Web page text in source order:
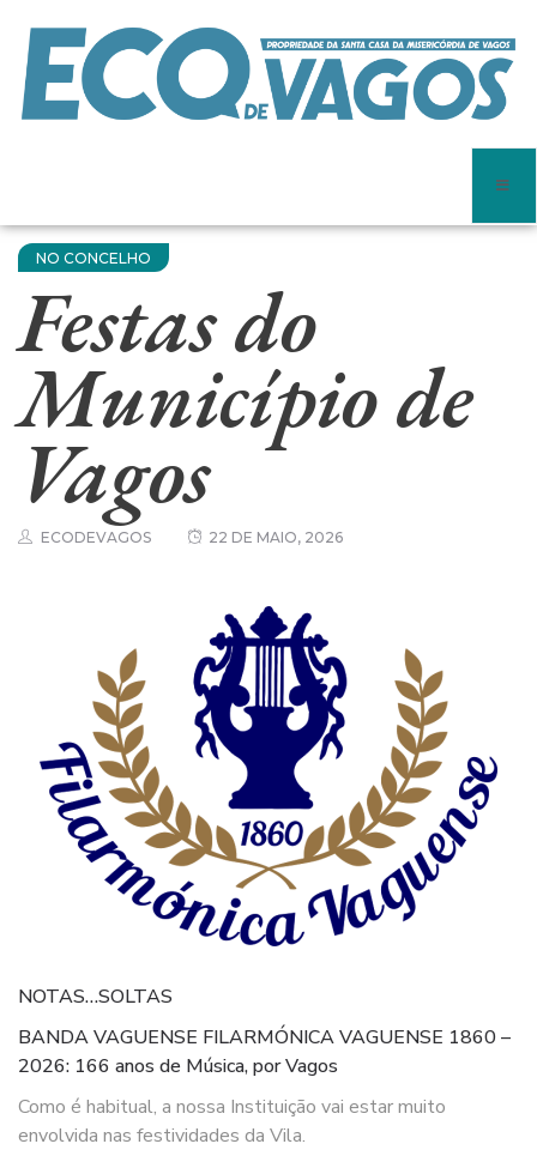
NO CONCELHO
Festas do
Município de
Vagos
ECODEVAGOS 22 DE MAIO, 2026
NOTAS…SOLTAS
BANDA VAGUENSE FILARMÓNICA VAGUENSE 1860 –
2026: 166 anos de Música, por Vagos
Como é habitual, a nossa Instituição vai estar muito
envolvida nas festividades da Vila.